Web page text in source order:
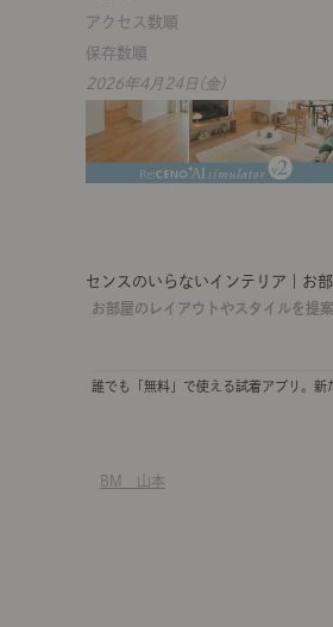
アクセス数順
保存数順
2026年4月24日(金)
センスのいらないインテリア｜お
お部屋のレイアウトやスタイルを提
誰でも「無料」で使える試着アプリ。
BM 山本